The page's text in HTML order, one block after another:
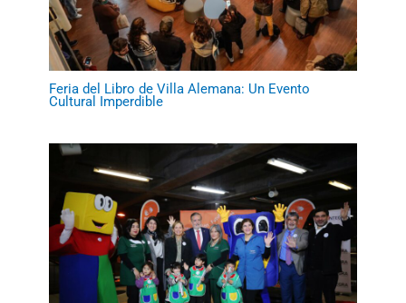
Feria del Libro de Villa Alemana: Un Evento
Cultural Imperdible